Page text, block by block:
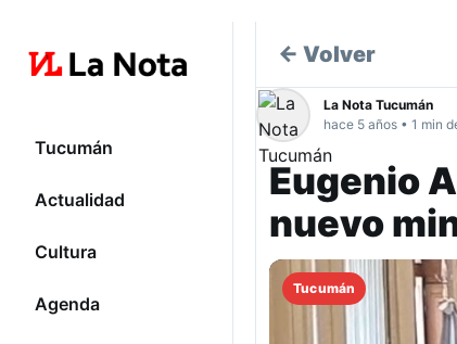
Tucumán
Actualidad
Cultura
Agenda
← Volver
La Nota Tucumán
hace 5 años • 1 min
Eugenio
nuevo
Tucumán